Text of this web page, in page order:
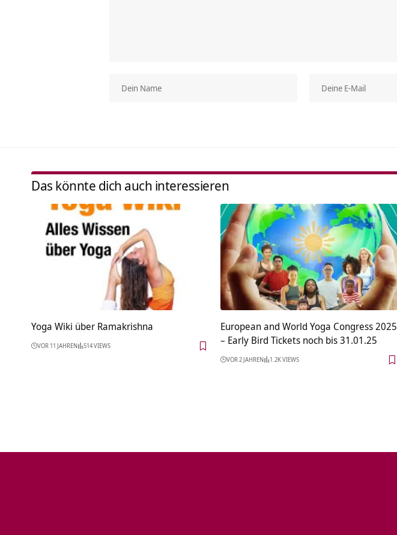
Das könnte dich auch interessieren
Yoga Wiki über Ramakrishna
VOR 11 JAHREN 514 VIEWS
European and World Yoga Congress 2025
– Early Bird Tickets noch bis 31.01.25
VOR 2 JAHREN 1.2K VIEWS